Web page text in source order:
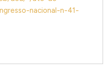
nacional-n-41-